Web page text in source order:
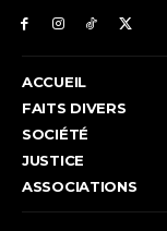
ACCUEIL
FAITS DIVERS
SOCIÉTÉ
JUSTICE
ASSOCIATIONS